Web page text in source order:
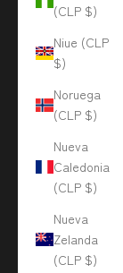
(CLP $)
Niue (CLP
$)
Noruega
(CLP $)
Nueva
Caledonia
(CLP $)
Nueva
Zelanda
(CLP $)